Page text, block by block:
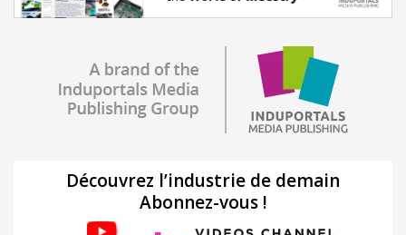
Découvrez l’industrie de demain
Abonnez-vous !